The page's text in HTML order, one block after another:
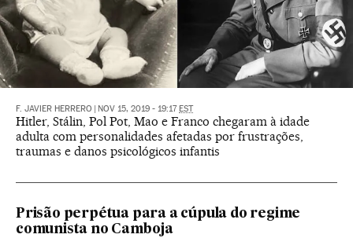
F. JAVIER HERRERO NOV 15, 2019 - 19:17 EST
Hitler, Stálin, Pol Pot, Mao e Franco chegaram à idade
adulta com personalidades afetadas por frustrações,
traumas e danos psicológicos infantis
Prisão perpétua para a cúpula do regime
comunista no Camboja